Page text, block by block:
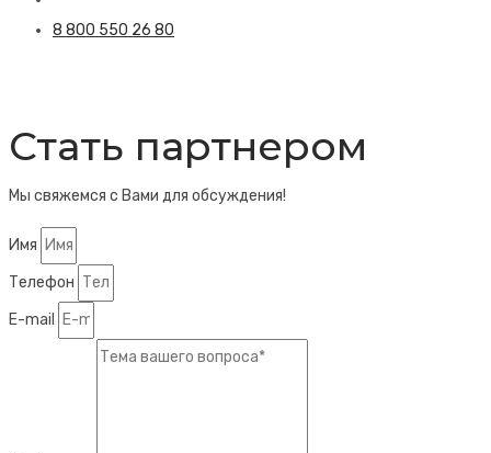
8 800 550 26 80
Стать партнером
Мы свяжемся с Вами для обсуждения!
Имя
Телефон
E-mail